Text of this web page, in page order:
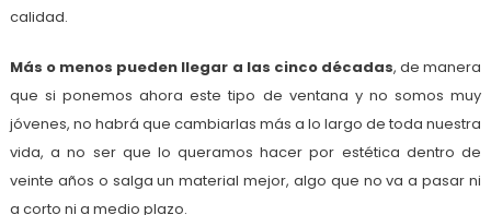
calidad.
Más o menos pueden llegar a las cinco décadas, de manera
que si ponemos ahora este tipo de ventana y no somos muy
jóvenes, no habrá que cambiarlas más a lo largo de toda nuestra
vida, a no ser que lo queramos hacer por estética dentro de
veinte años o salga un material mejor, algo que no va a pasar ni
a corto ni a medio plazo.